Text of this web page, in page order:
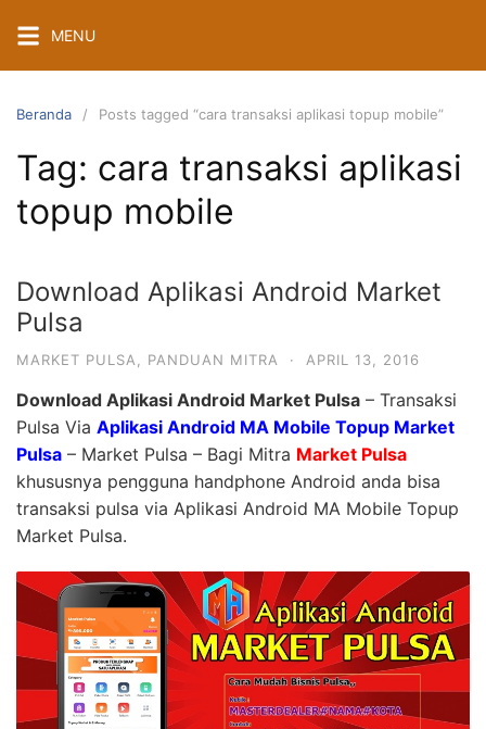
ke
konten
MENU
Beranda Posts tagged “cara transaksi aplikasi topup mobile”
Tag: cara transaksi aplikasi
topup mobile
Download Aplikasi Android Market
Pulsa
MARKET PULSA PANDUAN MITRA · APRIL 13, 2016
Download Aplikasi Android Market Pulsa – Transaksi
Pulsa Via Aplikasi Android MA Mobile Topup Market
Pulsa – Market Pulsa – Bagi Mitra Market Pulsa
khususnya pengguna handphone Android anda bisa
transaksi pulsa via Aplikasi Android MA Mobile Topup
Market Pulsa.